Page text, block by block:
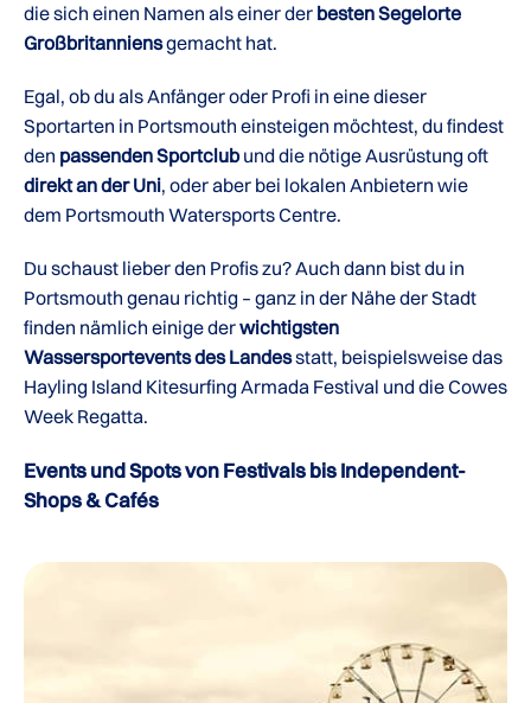
die sich einen Namen als einer der besten Segelorte
Großbritanniensgemacht hat.
Egal, ob du als Anfänger oder Profi in eine dieser
Sportarten in Portsmouth einsteigen möchtest, du findest
den passenden Sportclubund die nötige Ausrüstung oft
direkt an der Uni, oder aber bei lokalen Anbietern wie
dem Portsmouth Watersports Centre.
Du schaust lieber den Profis zu? Auch dann bist du in
Portsmouth genau richtig – ganz in der Nähe der Stadt
finden nämlich einige derwichtigsten
Wassersportevents des Landesstatt, beispielsweise das
Hayling Island Kitesurfing Armada Festival und die Cowes
Week Regatta.
Events und Spots von Festivals bis Independent-
Shops & Cafés